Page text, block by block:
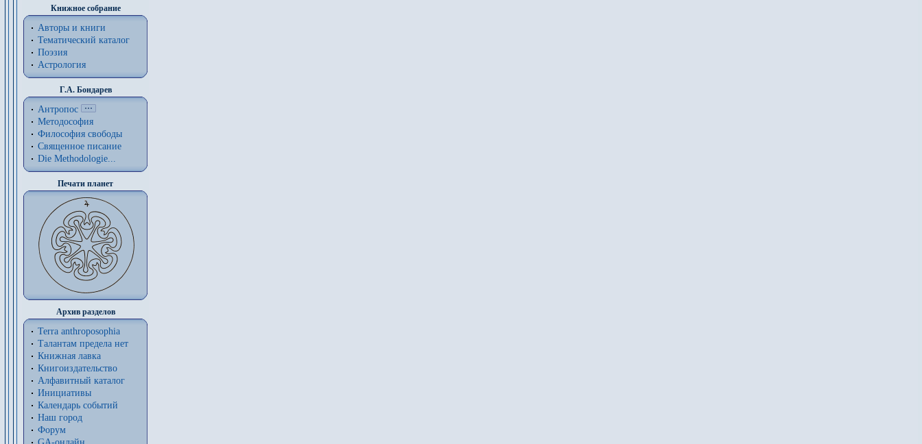
Книжное собрание
Авторы и книги
Тематический каталог
Поэзия
Астрология
Г.А. Бондарев
Антропос
Методософия
Философия cвободы
Священное писание
Die Methodologie...
Печати планет
Архив разделов
Terra anthroposophia
Талантам предела нет
Книжная лавка
Книгоиздательство
Алфавитный каталог
Инициативы
Календарь событий
Наш город
Форум